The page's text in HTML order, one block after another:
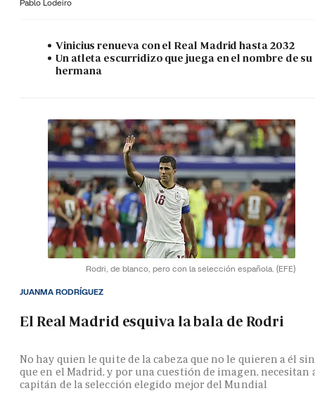
Pablo Lodeiro
Vinicius renueva con el Real Madrid hasta 2032
Un atleta escurridizo que juega en el nombre de su
hermana
Rodri, de blanco, pero con la selección española. (EFE)
El Real Madrid esquiva la bala de Rodri
No hay quien le quite de la cabeza que no le quieren a él
que en el Madrid, y por una cuestión de imagen, necesitan
capitán de la selección elegido mejor del Mundial
JUANMA RODRÍGUEZ